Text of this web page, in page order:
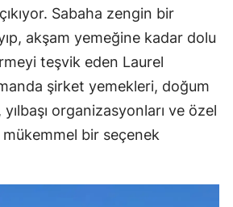
Sabaha zengin bir
akşam yemeğine kadar dolu
teşvik eden Laurel
şirket yemekleri, doğum
organizasyonları ve özel
bir seçenek